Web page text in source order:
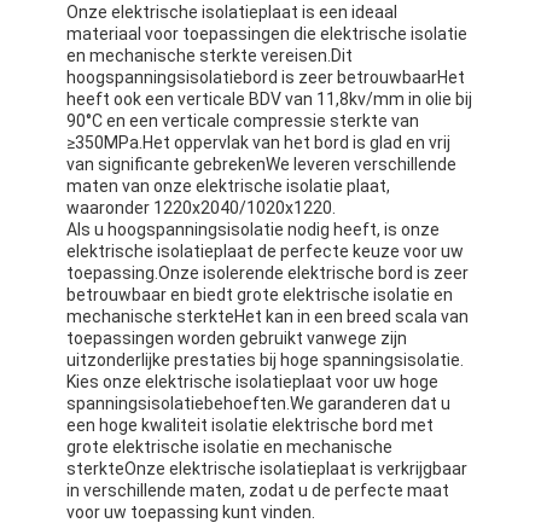
Onze elektrische isolatieplaat is een ideaal
materiaal voor toepassingen die elektrische isolatie
en mechanische sterkte vereisen.Dit
hoogspanningsisolatiebord is zeer betrouwbaarHet
heeft ook een verticale BDV van 11,8kv/mm in olie bij
90°C en een verticale compressie sterkte van
≥350MPa.Het oppervlak van het bord is glad en vrij
van significante gebrekenWe leveren verschillende
maten van onze elektrische isolatie plaat,
waaronder 1220x2040/1020x1220.
Als u hoogspanningsisolatie nodig heeft, is onze
elektrische isolatieplaat de perfecte keuze voor uw
toepassing.Onze isolerende elektrische bord is zeer
betrouwbaar en biedt grote elektrische isolatie en
mechanische sterkteHet kan in een breed scala van
toepassingen worden gebruikt vanwege zijn
uitzonderlijke prestaties bij hoge spanningsisolatie.
Kies onze elektrische isolatieplaat voor uw hoge
spanningsisolatiebehoeften.We garanderen dat u
een hoge kwaliteit isolatie elektrische bord met
grote elektrische isolatie en mechanische
sterkteOnze elektrische isolatieplaat is verkrijgbaar
in verschillende maten, zodat u de perfecte maat
voor uw toepassing kunt vinden.